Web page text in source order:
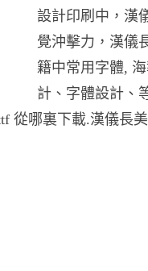
設計印刷中，漢
覺沖擊力，漢儀
籍中常用字體,
計、字體設計、
從哪裏下載.漢儀長